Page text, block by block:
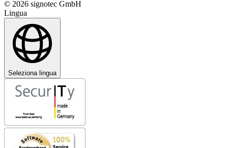
© 2026 signotec GmbH
Lingua
Seleziona lingua